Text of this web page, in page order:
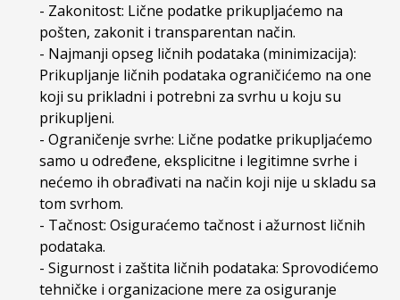
- Zakonitost: Lične podatke prikupljaćemo na
pošten, zakonit i transparentan način.
- Najmanji opseg ličnih podataka (minimizacija):
Prikupljanje ličnih podataka ograničićemo na one
koji su prikladni i potrebni za svrhu u koju su
prikupljeni.
- Ograničenje svrhe: Lične podatke prikupljaćemo
samo u određene, eksplicitne i legitimne svrhe i
nećemo ih obrađivati na način koji nije u skladu sa
tom svrhom.
- Tačnost: Osiguraćemo tačnost i ažurnost ličnih
podataka.
- Sigurnost i zaštita ličnih podataka: Sprovodićemo
tehničke i organizacione mere za osiguranje